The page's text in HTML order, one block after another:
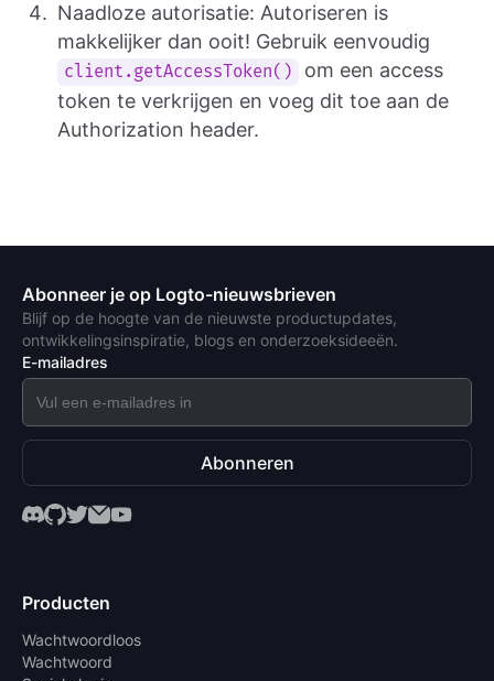
Naadloze autorisatie: Autoriseren is
makkelijker dan ooit! Gebruik eenvoudig
client.getAccessToken()
om een access
token te verkrijgen en voeg dit toe aan de
Authorization header.
Abonneer je op Logto-nieuwsbrieven
Blijf op de hoogte van de nieuwste productupdates,
ontwikkelingsinspiratie, blogs en onderzoeksideeën.
E-mailadres
Abonneren
Producten
Wachtwoordloos
Wachtwoord